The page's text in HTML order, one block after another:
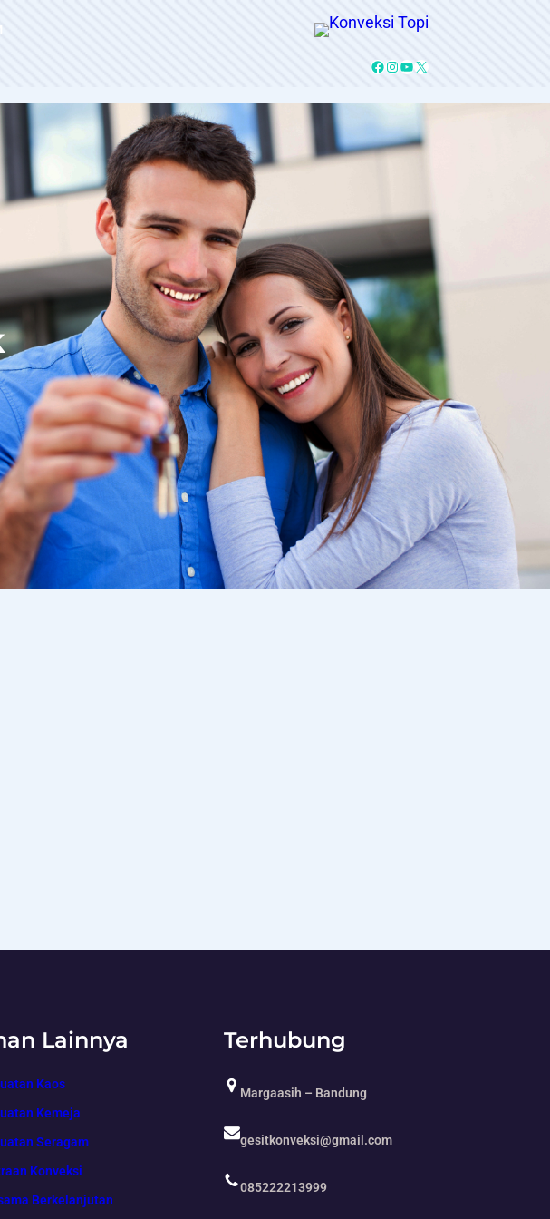
Facebook
Instagram
YouTube
X
Lainnya
Kaos
Kemeja
Seragam
Konveksi
Berkelanjutan
Terhubung
Margaasih – Bandung
gesitkonveksi@gmail.com
085222213999